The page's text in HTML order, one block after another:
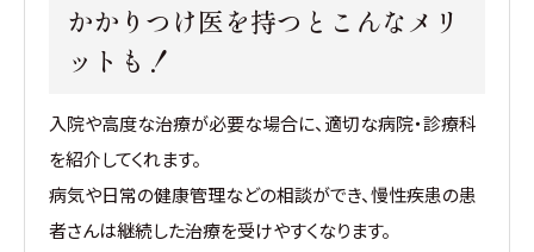
かかりつけ医を持つとこんなメリ
ットも！
入院や高度な治療が必要な場合に、適切な病院・診療科
を紹介してくれます。
病気や日常の健康管理などの相談ができ、慢性疾患の患
者さんは継続した治療を受けやすくなります。